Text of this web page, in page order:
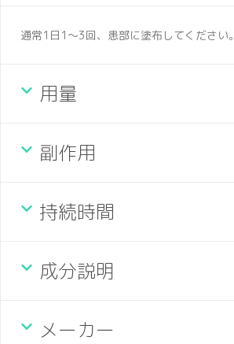
通常1日1〜3回、患部に塗布してください。
用量
副作用
持続時間
成分説明
メーカー